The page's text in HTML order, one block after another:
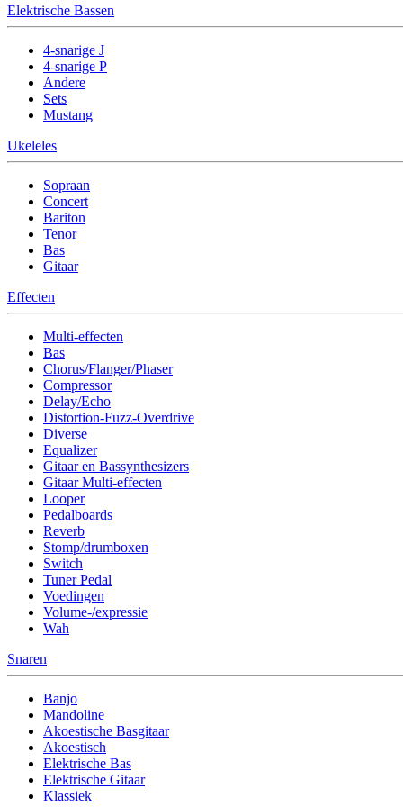
Elektrische Bassen
4-snarige J
4-snarige P
Andere
Sets
Mustang
Ukeleles
Sopraan
Concert
Bariton
Tenor
Bas
Gitaar
Effecten
Multi-effecten
Bas
Chorus/Flanger/Phaser
Compressor
Delay/Echo
Distortion-Fuzz-Overdrive
Diverse
Equalizer
Gitaar en Bassynthesizers
Gitaar Multi-effecten
Looper
Pedalboards
Reverb
Stomp/drumboxen
Switch
Tuner Pedal
Voedingen
Volume-/expressie
Wah
Snaren
Banjo
Mandoline
Akoestische Basgitaar
Akoestisch
Elektrische Bas
Elektrische Gitaar
Klassiek